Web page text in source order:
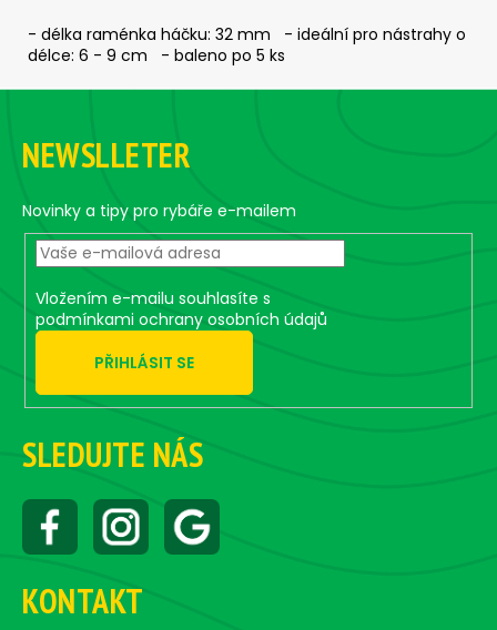
- délka raménka háčku: 32 mm - ideální pro nástrahy o
délce: 6 - 9 cm - baleno po 5 ks
u
č
m
e
ČIHÁTKO
POD
30
MM
Kč
Z
NEWSLLETER
Novinky a tipy pro rybáře e-mailem
Vložením e-mailu souhlasíte s
podmínkami ochrany osobních údajů
PŘIHLÁSIT SE
SLEDUJTE NÁS
KONTAKT